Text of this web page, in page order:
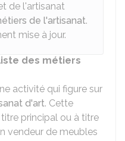
de l'artisanat
de l'artisanat.
mise à jour.
des métiers
activité qui figure sur
d'art. Cette
principal ou à titre
vendeur de meubles